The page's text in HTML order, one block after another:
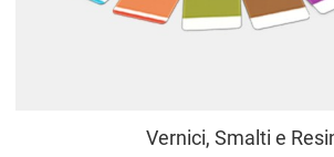
Vernici, Smalti e